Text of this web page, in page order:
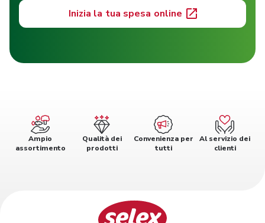
Inizia la tua spesa online
Ampio
assortimento
Qualità dei
prodotti
Convenienza per
tutti
Al servizio dei
clienti